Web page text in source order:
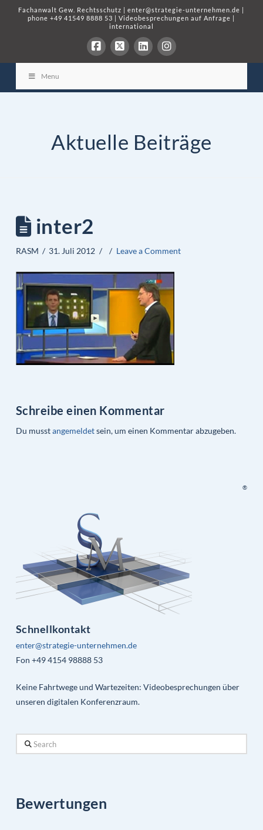
Fachanwalt Gew. Rechtsschutz |enter@strategie-unternehmen.de |
phone+49 41549 8888 53 |Videobesprechungen auf Anfrage |
international
Menu
Aktuelle Beiträge
inter2
RASM 31. Juli 2012 Leave a Comment
Schreibe einen Kommentar
Du musstangemeldetsein, um einen Kommentar abzugeben.
®
Schnellkontakt
enter@strategie-unternehmen.de
Fon +49 4154 98888 53
Keine Fahrtwege und Wartezeiten: Videobesprechungen über
unseren digitalen Konferenzraum.
Search
Bewertungen